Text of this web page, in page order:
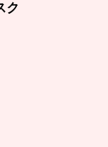
ク